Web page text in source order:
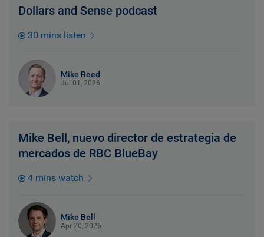
Dollars and Sense podcast
30 mins listen
Mike Reed
Jul 01, 2026
Mike Bell, nuevo director de estrategia de
mercados de RBC BlueBay
4 mins watch
Mike Bell
Apr 20, 2026